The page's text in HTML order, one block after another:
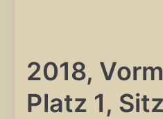
2018,
Platz 1,